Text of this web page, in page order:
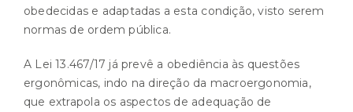
obedecidas e adaptadas a esta condição, visto serem
normas de ordem pública.
A Lei 13.467/17 já prevê a obediência às questões
ergonômicas, indo na direção da macroergonomia,
que extrapola os aspectos de adequação de